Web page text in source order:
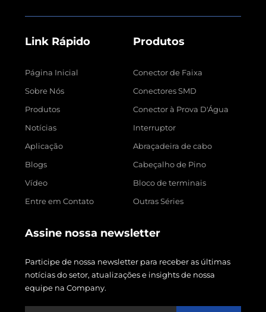
Link Rápido
Página Inicial
Sobre Nós
Produtos
Notícias
Aplicação
Blogs
Vídeo
Entre em Contato
Produtos
Conector de Faixa
Conectores SMD
Conector à Prova D'Água
Interruptor
Abraçadeira de cabo
Cabeçalho de Pino
Bloco de terminais
Outras Séries
Assine nossa newsletter
Participe de nossa newsletter para receber as últimas
notícias do setor, atualizações e insights de nossa
equipe na Company.